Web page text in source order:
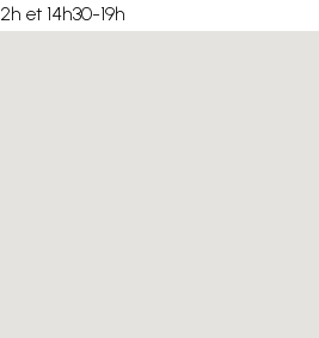
et 14h30-19h